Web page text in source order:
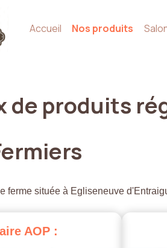
Accueil Nos produits
de produits
ferme située à Egliseneuve
AOP :